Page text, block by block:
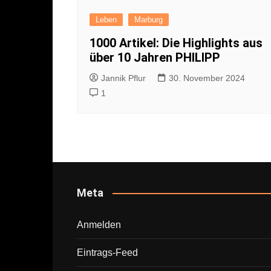
Leben Marburg
1000 Artikel: Die Highlights aus
über 10 Jahren PHILIPP
Jannik Pflur
30. November 2024
1
Meta
Anmelden
Eintrags-Feed